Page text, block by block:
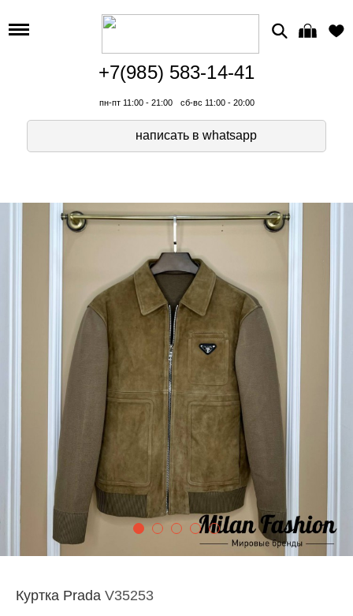
+7(985) 583-14-41
пн-пт 11:00 - 21:00 сб-вс 11:00 - 20:00
написать в whatsapp
Куртка Prada V35253